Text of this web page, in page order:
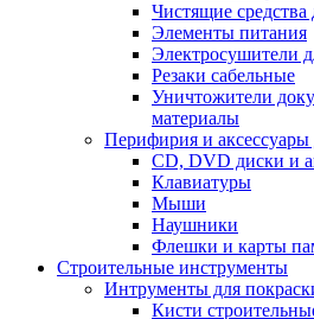
Чистящие
Элементы питания
Электросушители
Резаки сабельные
Уничтожители
материалы
Перифирия и аксессуары
CD, DVD диски и
Клавиатуры
Мыши
Наушники
Флешки и карты
Строительные инструменты
Интрументы для
Кисти